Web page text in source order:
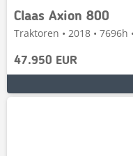
Claas Axion 800
Traktoren • 2018 •
47.950 EUR